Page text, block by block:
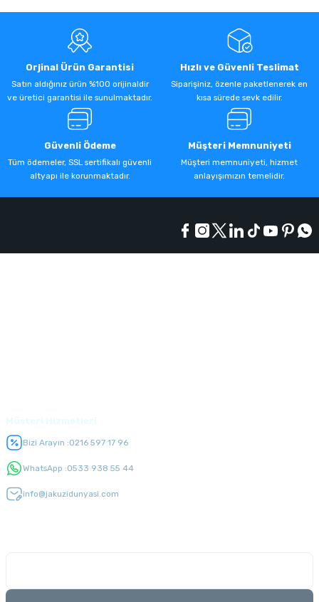
Orjinal Ürün Garantisi
Satın aldığınız ürün %100 orijinaldir
ve üretici garantisi ile sunulmaktadır.
Hızlı ve Güvenli Teslimat
Siparişiniz, özenle paketlenerek en
kısa sürede sevk edilir.
Güvenli Ödeme
Tüm ödemeler, SSL sertifikalı güvenli
altyapı ile korunmaktadır.
Müşteri Memnuniyeti
Müşteri memnuniyeti, hizmet
anlayışımızın temelidir.
Bizi Arayın :0216 597 17 96
WhatsApp :0533 938 55 44
info@jakuzidunyasi.com